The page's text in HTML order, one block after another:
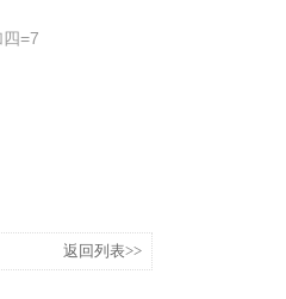
=7
返回列表>>